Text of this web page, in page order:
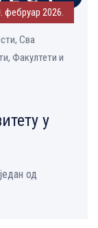
фебруар 2026.
Сва
Факултети и
у
од